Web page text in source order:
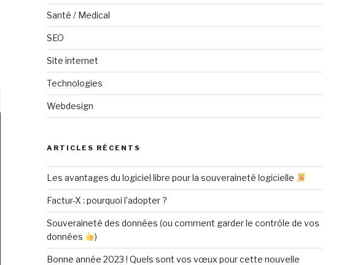
Santé / Medical
SEO
Site internet
Technologies
Webdesign
ARTICLES RÉCENTS
Les avantages du logiciel libre pour la souveraineté logicielle
Factur-X : pourquoi l’adopter ?
Souveraineté des données (ou comment garder le contrôle de vos
données
)
Bonne année 2023 ! Quels sont vos vœux pour cette nouvelle